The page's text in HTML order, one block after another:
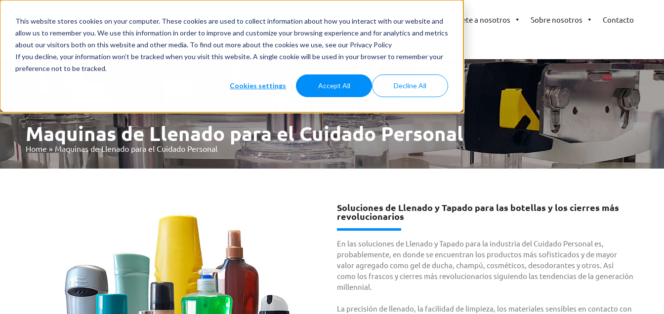
This website stores cookies on your computer. These cookies are used to collect information about how you interact with our website and
allow us to remember you. We use this information in order to improve and customize your browsing experience and for analytics and metrics
about our visitors both on this website and other media. To find out more about the cookies we use, see our Privacy Policy
If you decline, your information won’t be tracked when you visit this website. A single cookie will be used in your browser to remember your
preference not to be tracked.
Cookies settings Accept All Decline All
Inicio Máquinas Mercados y Aplicaciones Casos Prácticos Noticias Servicios Únete a nosotros Sobre nosotros Contacto
Maquinas de Llenado para el Cuidado Personal
Home » Maquinas de Llenado para el Cuidado Personal
Soluciones de Llenado y Tapado para las botellas y los cierres más
revolucionarios
En las soluciones de Llenado y Tapado para la industria del Cuidado Personal es,
probablemente, en donde se encuentran los productos más sofisticados y de mayor
valor agregado como gel de ducha, champú, cosméticos, desodorantes y otros. Así
como los frascos y cierres más revolucionarios siguiendo las tendencias de la generación
millennial.
La precisión de llenado, la facilidad de limpieza, los materiales sensibles en contacto con